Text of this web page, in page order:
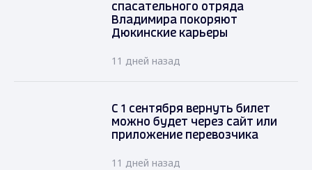
спасательного отряда
Владимира покоряют
Дюкинские карьеры
11 дней назад
С 1 сентября вернуть билет
можно будет через сайт или
приложение перевозчика
11 дней назад